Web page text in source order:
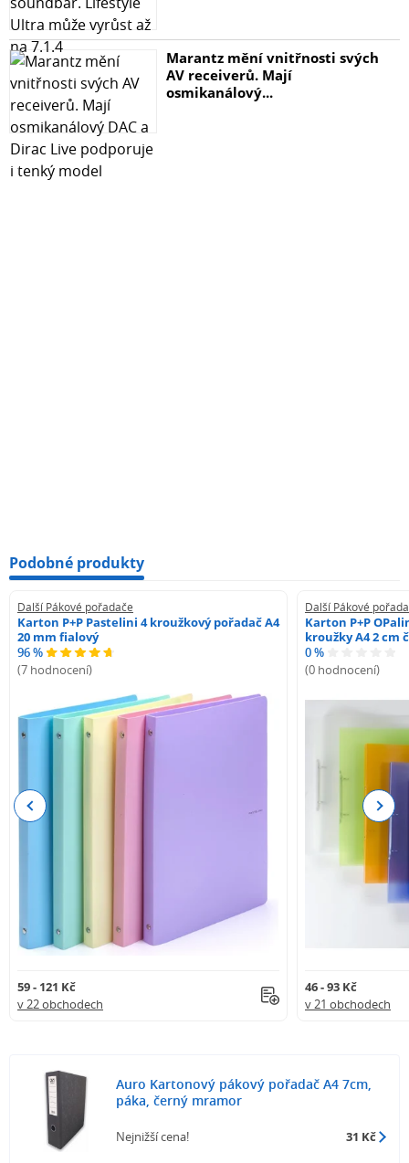
Marantz mění vnitřnosti svých
AV receiverů. Mají
osmikanálový...
Podobné produkty
Další Pákové pořadače
Karton P+P Pastelini 4 kroužkový pořadač A4
20 mm fialový
96 %
(7 hodnocení)
59 - 121 Kč
v 22 obchodech
Další Pákové
Karton P+P
kroužky A4 2 cm
0 %
(0 hodnocení)
46 - 93 Kč
v 21 obchodech
Previous Next
Auro Kartonový pákový pořadač A4 7cm,
páka, černý mramor
Nejnižší cena! 31 Kč